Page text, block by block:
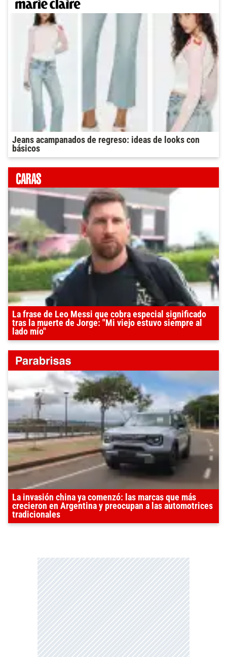
Jeans acampanados de regreso: ideas de looks con
básicos
La frase de Leo Messi que cobra especial significado
tras la muerte de Jorge: "Mi viejo estuvo siempre al
lado mío"
La invasión china ya comenzó: las marcas que más
crecieron en Argentina y preocupan a las automotrices
tradicionales